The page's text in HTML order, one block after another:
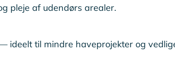
pleje af udendørs arealer.
til mindre haveprojekter og